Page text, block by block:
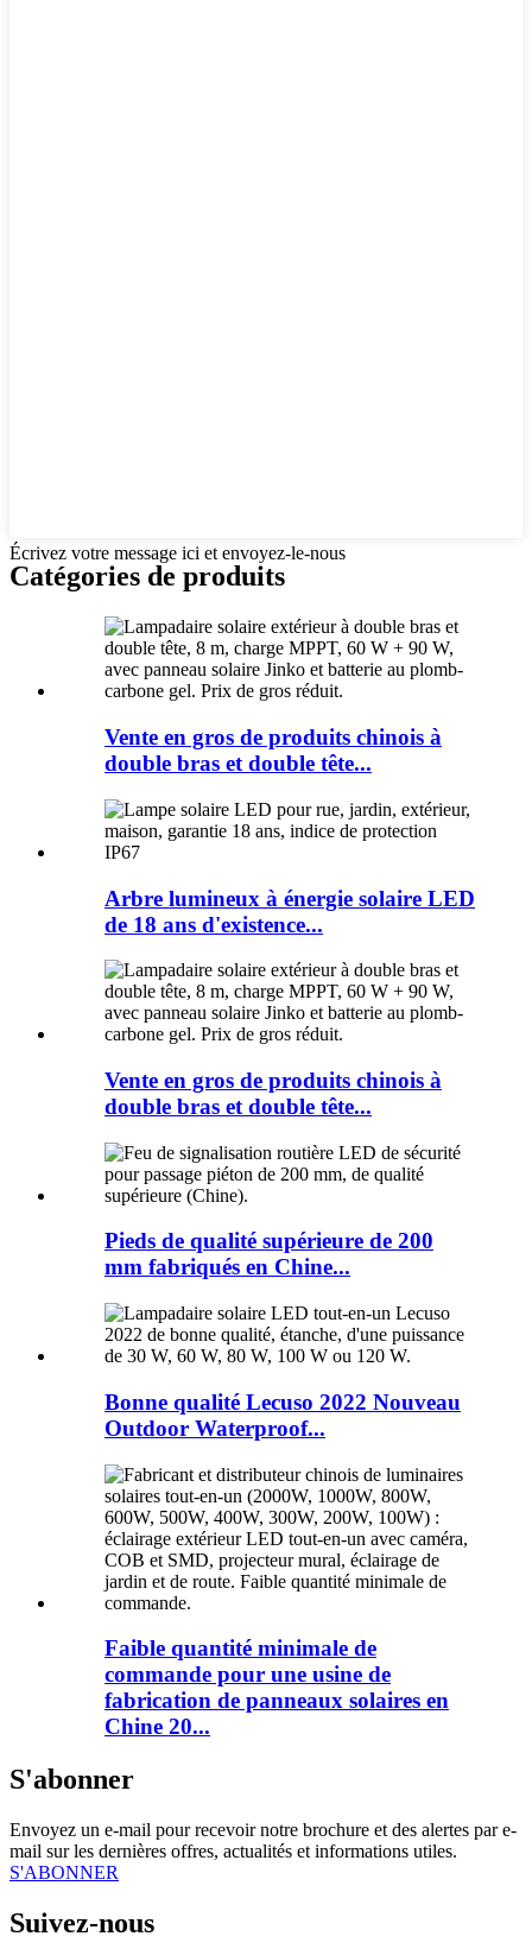
Écrivez votre message ici et envoyez-le-nous
Catégories de produits
Vente en gros de produits chinois à
double bras et double tête...
Arbre lumineux à énergie solaire LED
de 18 ans d'existence...
Vente en gros de produits chinois à
double bras et double tête...
Pieds de qualité supérieure de 200
mm fabriqués en Chine...
Bonne qualité Lecuso 2022 Nouveau
Outdoor Waterproof...
Faible quantité minimale de
commande pour une usine de
fabrication de panneaux solaires en
Chine 20...
S'abonner
Envoyez un e-mail pour recevoir notre brochure et des alertes par e-
mail sur les dernières offres, actualités et informations utiles.
S'ABONNER
Suivez-nous